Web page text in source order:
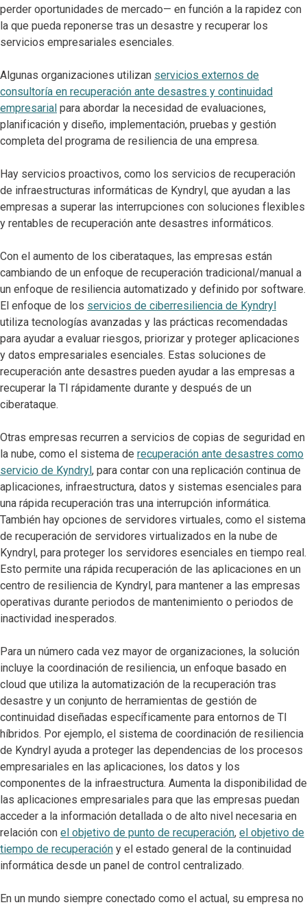
perder oportunidades de mercado— en función a la rapidez con
la que pueda reponerse tras un desastre y recuperar los
servicios empresariales esenciales.
Algunas organizaciones utilizan servicios externos de
consultoría en recuperación ante desastres y continuidad
empresarial para abordar la necesidad de evaluaciones,
planificación y diseño, implementación, pruebas y gestión
completa del programa de resiliencia de una empresa.
Hay servicios proactivos, como los servicios de recuperación
de infraestructuras informáticas de Kyndryl, que ayudan a las
empresas a superar las interrupciones con soluciones flexibles
y rentables de recuperación ante desastres informáticos.
Con el aumento de los ciberataques, las empresas están
cambiando de un enfoque de recuperación tradicional/manual a
un enfoque de resiliencia automatizado y definido por software.
El enfoque de los servicios de ciberresiliencia de Kyndryl
utiliza tecnologías avanzadas y las prácticas recomendadas
para ayudar a evaluar riesgos, priorizar y proteger aplicaciones
y datos empresariales esenciales. Estas soluciones de
recuperación ante desastres pueden ayudar a las empresas a
recuperar la TI rápidamente durante y después de un
ciberataque.
Otras empresas recurren a servicios de copias de seguridad en
la nube, como el sistema de recuperación ante desastres como
servicio de Kyndryl, para contar con una replicación continua de
aplicaciones, infraestructura, datos y sistemas esenciales para
una rápida recuperación tras una interrupción informática.
También hay opciones de servidores virtuales, como el sistema
de recuperación de servidores virtualizados en la nube de
Kyndryl, para proteger los servidores esenciales en tiempo real.
Esto permite una rápida recuperación de las aplicaciones en un
centro de resiliencia de Kyndryl, para mantener a las empresas
operativas durante periodos de mantenimiento o periodos de
inactividad inesperados.
Para un número cada vez mayor de organizaciones, la solución
incluye la coordinación de resiliencia, un enfoque basado en
cloud que utiliza la automatización de la recuperación tras
desastre y un conjunto de herramientas de gestión de
continuidad diseñadas específicamente para entornos de TI
híbridos. Por ejemplo, el sistema de coordinación de resiliencia
de Kyndryl ayuda a proteger las dependencias de los procesos
empresariales en las aplicaciones, los datos y los
componentes de la infraestructura. Aumenta la disponibilidad de
las aplicaciones empresariales para que las empresas puedan
acceder a la información detallada o de alto nivel necesaria en
relación con el objetivo de punto de recuperación, el objetivo de
tiempo de recuperación y el estado general de la continuidad
informática desde un panel de control centralizado.
En un mundo siempre conectado como el actual, su empresa no